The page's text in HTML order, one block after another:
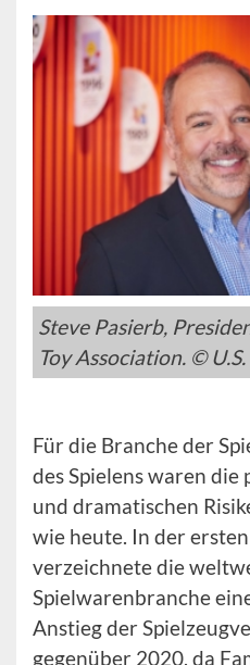
Steve Pasierb,
Toy Association. ©
Für die Branche der
des Spielens waren
und dramatischen
wie heute. In der
verzeichnete die
Spielwarenbranche
Anstieg der
gegenüber 2020, da